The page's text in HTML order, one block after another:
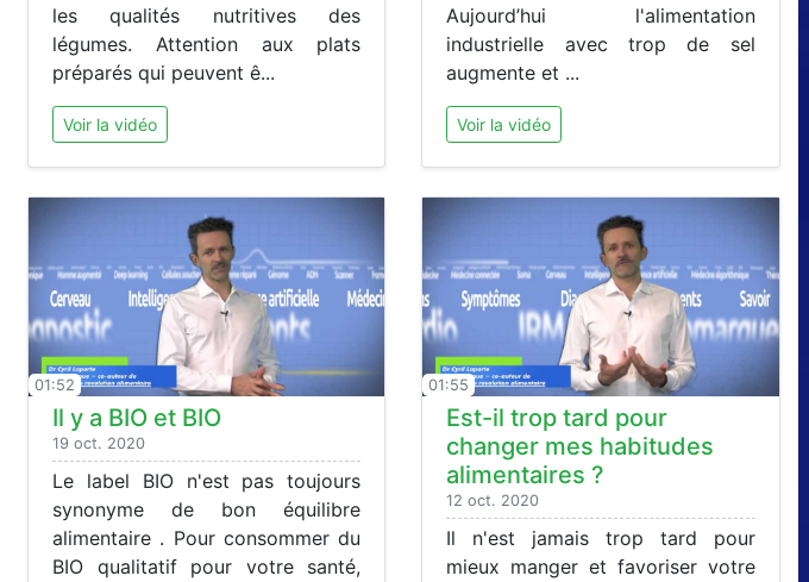
les qualités nutritives des
légumes. Attention aux plats
préparés qui peuvent ê...
Voir la vidéo
Aujourd’hui l'alimentation
industrielle avec trop de sel
augmente et ...
Voir la vidéo
01:52
Il y a BIO et BIO
19 oct. 2020
Le label BIO n'est pas toujours
synonyme de bon équilibre
alimentaire . Pour consommer du
BIO qualitatif pour votre santé,
01:55
Est-il trop tard pour
changer mes habitudes
alimentaires ?
12 oct. 2020
Il n'est jamais trop tard pour
mieux manger et favoriser votre